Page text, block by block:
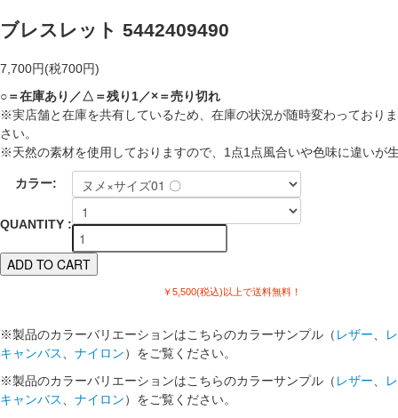
ブレスレット 5442409490
7,700円(税700円)
○＝在庫あり／△＝残り1／×＝売り切れ
※実店舗と在庫を共有しているため、在庫の状況が随時変わっており
さい。
※天然の素材を使用しておりますので、1点1点風合いや色味に違いが
カラー:
QUANTITY :
￥5,500(税込)以上で送料無料！
※製品のカラーバリエーションはこちらのカラーサンプル（ レザー
キャンバス
ナイロン）をご覧ください。
※製品のカラーバリエーションはこちらのカラーサンプル（ レザー
キャンバス
ナイロン）をご覧ください。